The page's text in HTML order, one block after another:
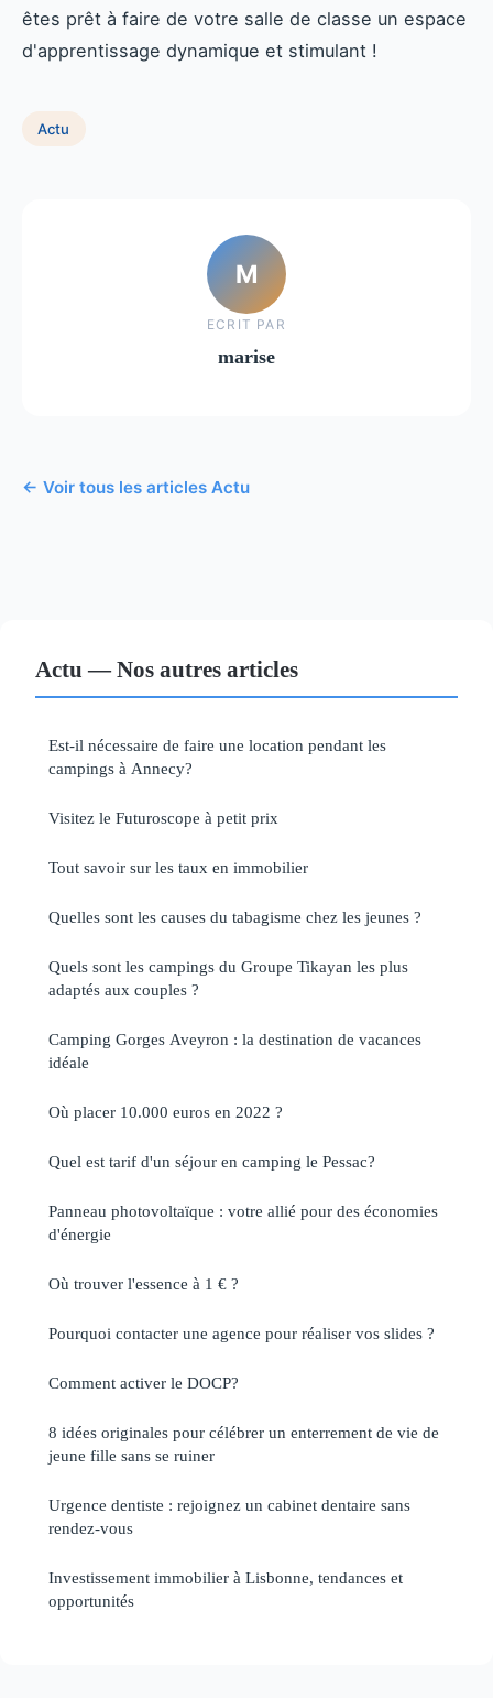
êtes prêt à faire de votre salle de classe un espace
d'apprentissage dynamique et stimulant !
Actu
M
ECRIT PAR
marise
← Voir tous les articles Actu
Actu — Nos autres articles
Est-il nécessaire de faire une location pendant les
campings à Annecy?
Visitez le Futuroscope à petit prix
Tout savoir sur les taux en immobilier
Quelles sont les causes du tabagisme chez les jeunes ?
Quels sont les campings du Groupe Tikayan les plus
adaptés aux couples ?
Camping Gorges Aveyron : la destination de vacances
idéale
Où placer 10.000 euros en 2022 ?
Quel est tarif d'un séjour en camping le Pessac?
Panneau photovoltaïque : votre allié pour des économies
d'énergie
Où trouver l'essence à 1 € ?
Pourquoi contacter une agence pour réaliser vos slides ?
Comment activer le DOCP?
8 idées originales pour célébrer un enterrement de vie de
jeune fille sans se ruiner
Urgence dentiste : rejoignez un cabinet dentaire sans
rendez-vous
Investissement immobilier à Lisbonne, tendances et
opportunités